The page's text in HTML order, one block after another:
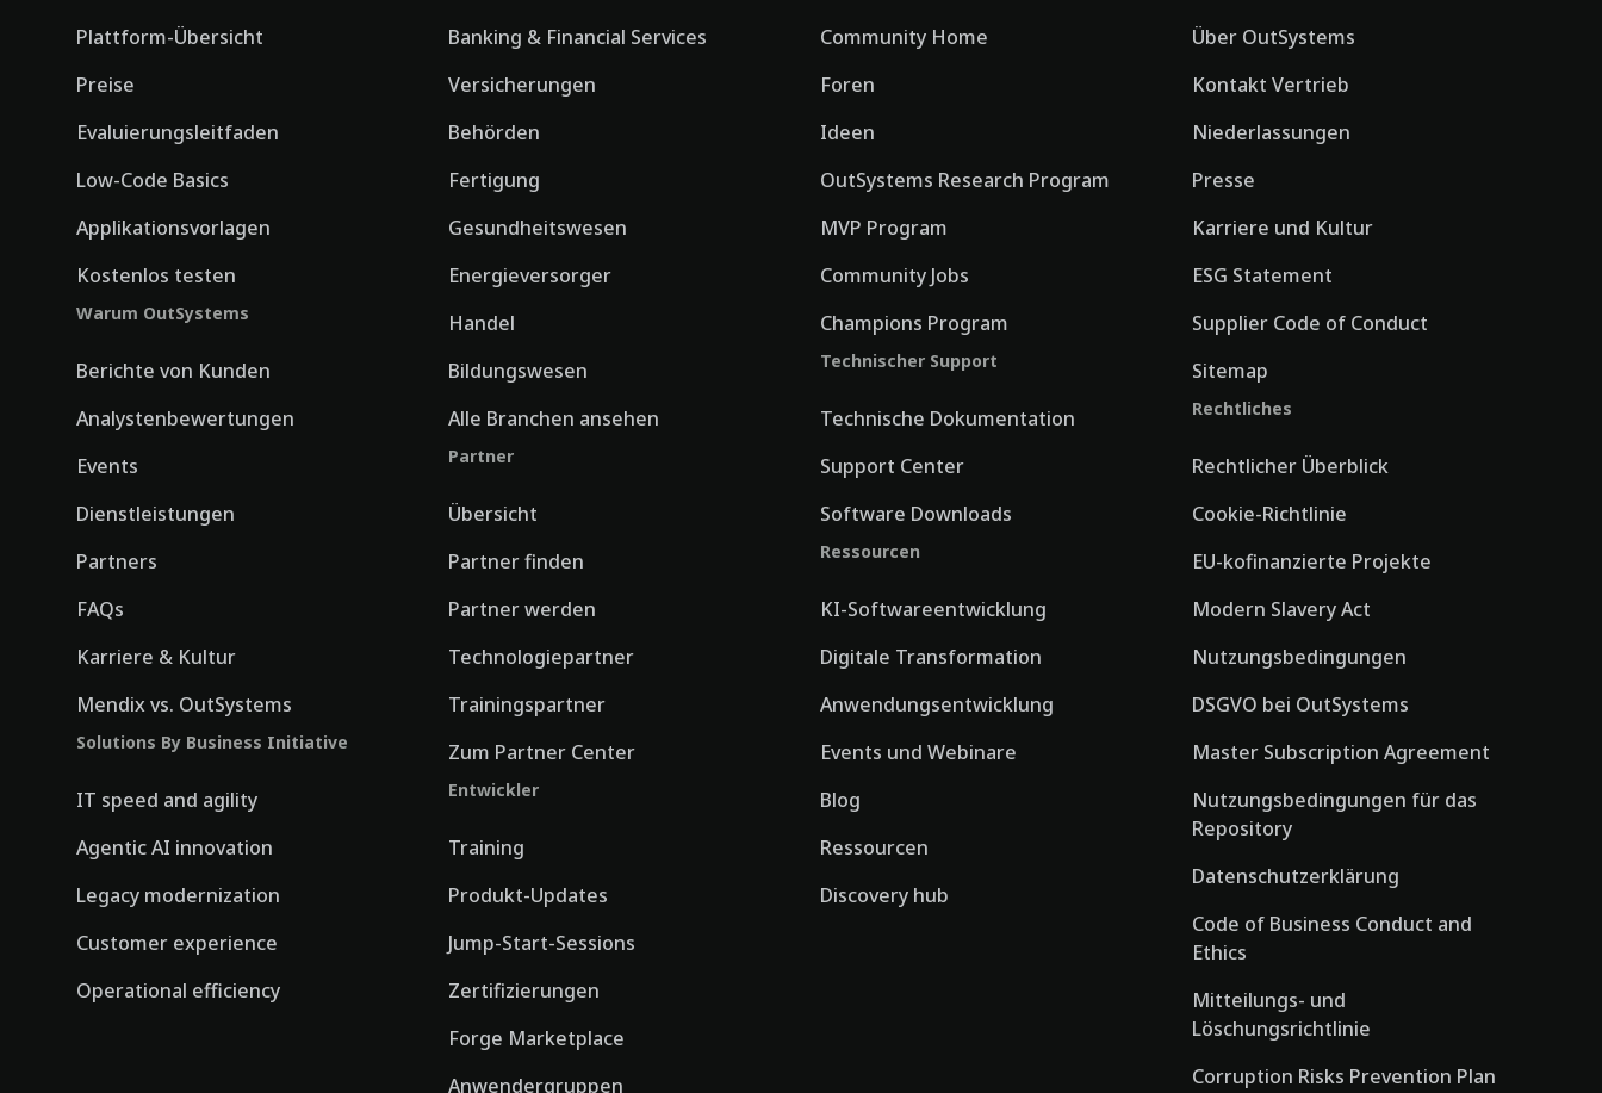
Plattform-Übersicht
Preise
Evaluierungsleitfaden
Low-Code Basics
Applikationsvorlagen
Kostenlos testen
Warum OutSystems
Berichte von Kunden
Analystenbewertungen
Events
Dienstleistungen
Partners
FAQs
Karriere & Kultur
Mendix vs. OutSystems
Solutions By Business Initiative
IT speed and agility
Agentic AI innovation
Legacy modernization
Customer experience
Operational efficiency
Banking & Financial Services
Versicherungen
Behörden
Fertigung
Gesundheitswesen
Energieversorger
Handel
Bildungswesen
Alle Branchen ansehen
Partner
Übersicht
Partner finden
Partner werden
Technologiepartner
Trainingspartner
Zum Partner Center
Entwickler
Training
Produkt-Updates
Jump-Start-Sessions
Zertifizierungen
Forge Marketplace
Anwendergruppen
Community Home
Foren
Ideen
OutSystems Research Program
MVP Program
Community Jobs
Champions Program
Technischer Support
Technische Dokumentation
Support Center
Software Downloads
Ressourcen
KI-Softwareentwicklung
Digitale Transformation
Anwendungsentwicklung
Events und Webinare
Blog
Ressourcen
Discovery hub
Über OutSystems
Kontakt Vertrieb
Niederlassungen
Presse
Karriere und Kultur
ESG Statement
Supplier Code of Conduct
Sitemap
Rechtliches
Rechtlicher Überblick
Cookie-Richtlinie
EU-kofinanzierte Projekte
Modern Slavery Act
Nutzungsbedingungen
DSGVO bei OutSystems
Master Subscription Agreement
Nutzungsbedingungen für das
Repository
Datenschutzerklärung
Code of Business Conduct and
Ethics
Mitteilungs- und
Löschungsrichtlinie
Corruption Risks Prevention Plan